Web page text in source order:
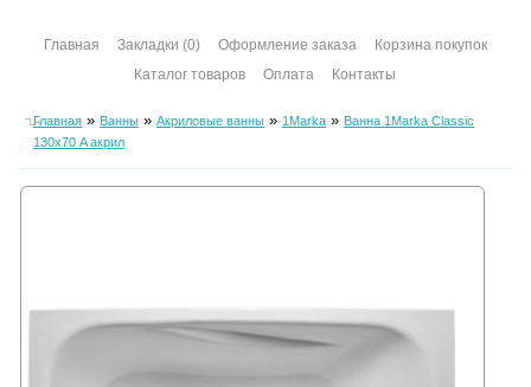
Главная Закладки (0) Оформление заказа
Корзина покупок
Каталог товаров
Оплата Контакты
Главная» Ванны» Акриловые ванны» 1Marka» Ванна 1Marka Classic
130х70 A акрил